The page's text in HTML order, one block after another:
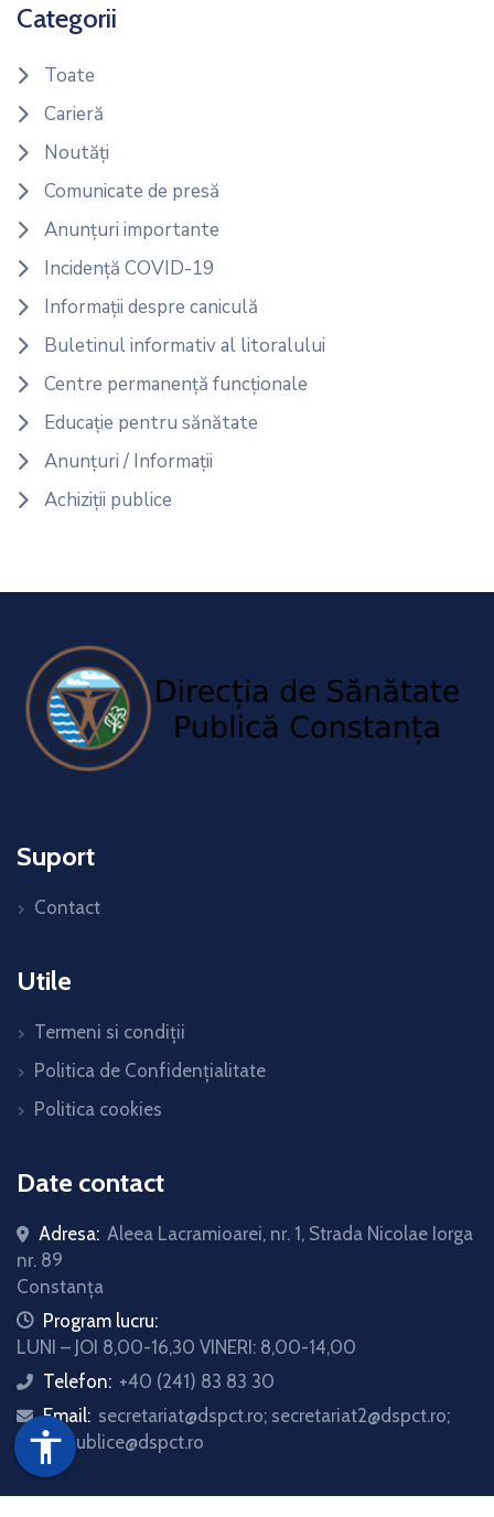
accessibility
Categorii
Toate
Carieră
Noutăți
Comunicate de presă
Anunțuri importante
Incidență COVID-19
Informații despre caniculă
Buletinul informativ al litoralului
Centre permanență funcționale
Educație pentru sănătate
Anunțuri / Informații
Achiziții publice
Suport
Contact
Utile
Termeni si condiții
Politica de Confidențialitate
Politica cookies
Date contact
Adresa: Aleea Lacramioarei, nr. 1, Strada Nicolae Iorga
nr. 89
Constanța
iconProgram lucru:
LUNI – JOI 8,00-16,30 VINERI: 8,00-14,00
icon
Telefon: +40 (241) 83 83 30
icon
Email: secretariat@dspct.ro; secretariat2@dspct.ro;
relatii.publice@dspct.ro